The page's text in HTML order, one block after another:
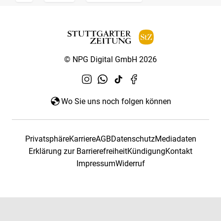
© NPG Digital GmbH 2026
Wo Sie uns noch folgen können
PrivatsphäreKarriereAGBDatenschutzMediadaten
Erklärung zur BarrierefreiheitKündigungKontakt
ImpressumWiderruf